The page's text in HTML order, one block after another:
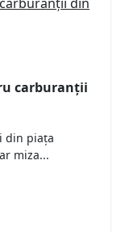
carburanții
din piața
miza...